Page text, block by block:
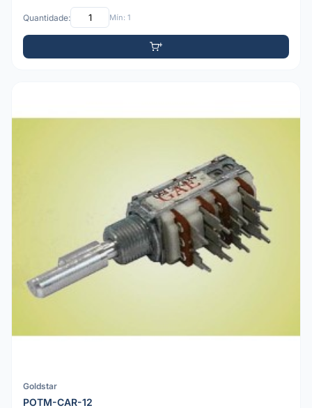
Quantidade: Mín: 1
Goldstar
POTM-CAR-12